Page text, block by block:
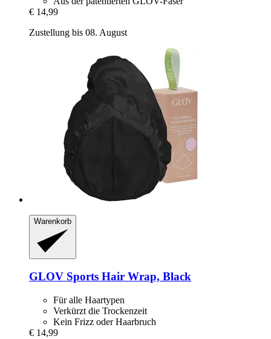
€ 14,99
Zustellung bis 08. August
Warenkorb
GLOV Sports Hair Wrap, Black
Für alle Haartypen
Verkürzt die Trockenzeit
Kein Frizz oder Haarbruch
€ 14,99